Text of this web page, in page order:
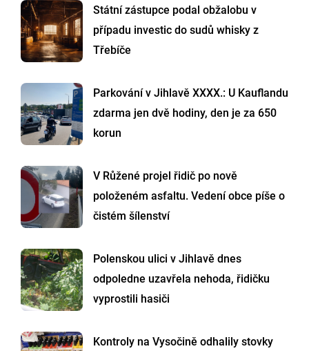
Státní zástupce podal obžalobu v
případu investic do sudů whisky z
Třebíče
Parkování v Jihlavě XXXX.: U Kauflandu
zdarma jen dvě hodiny, den je za 650
korun
V Růžené projel řidič po nově
položeném asfaltu. Vedení obce píše o
čistém šílenství
Polenskou ulici v Jihlavě dnes
odpoledne uzavřela nehoda, řidičku
vyprostili hasiči
Kontroly na Vysočině odhalily stovky